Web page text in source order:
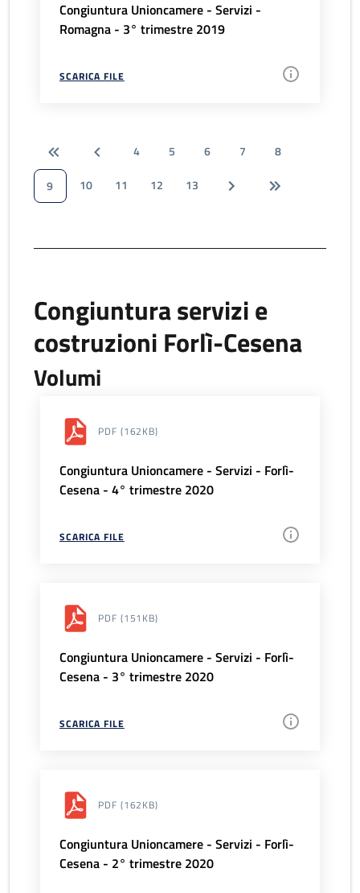
Congiuntura Unioncamere - Servizi -
Romagna - 3° trimestre 2019
SCARICA FILE
4 5 6 7
8
9
10 11 12 13
Congiuntura servizi e
costruzioni Forlì-Cesena
Volumi
PDF (162KB)
Congiuntura Unioncamere - Servizi - Forlì-
Cesena - 4° trimestre 2020
SCARICA FILE
PDF (151KB)
Congiuntura Unioncamere - Servizi - Forlì-
Cesena - 3° trimestre 2020
SCARICA FILE
PDF (162KB)
Congiuntura Unioncamere - Servizi - Forlì-
Cesena - 2° trimestre 2020